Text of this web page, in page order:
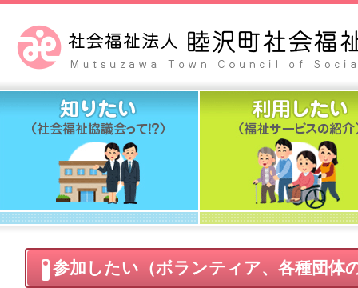
参加したい（ボランティア、各種団体